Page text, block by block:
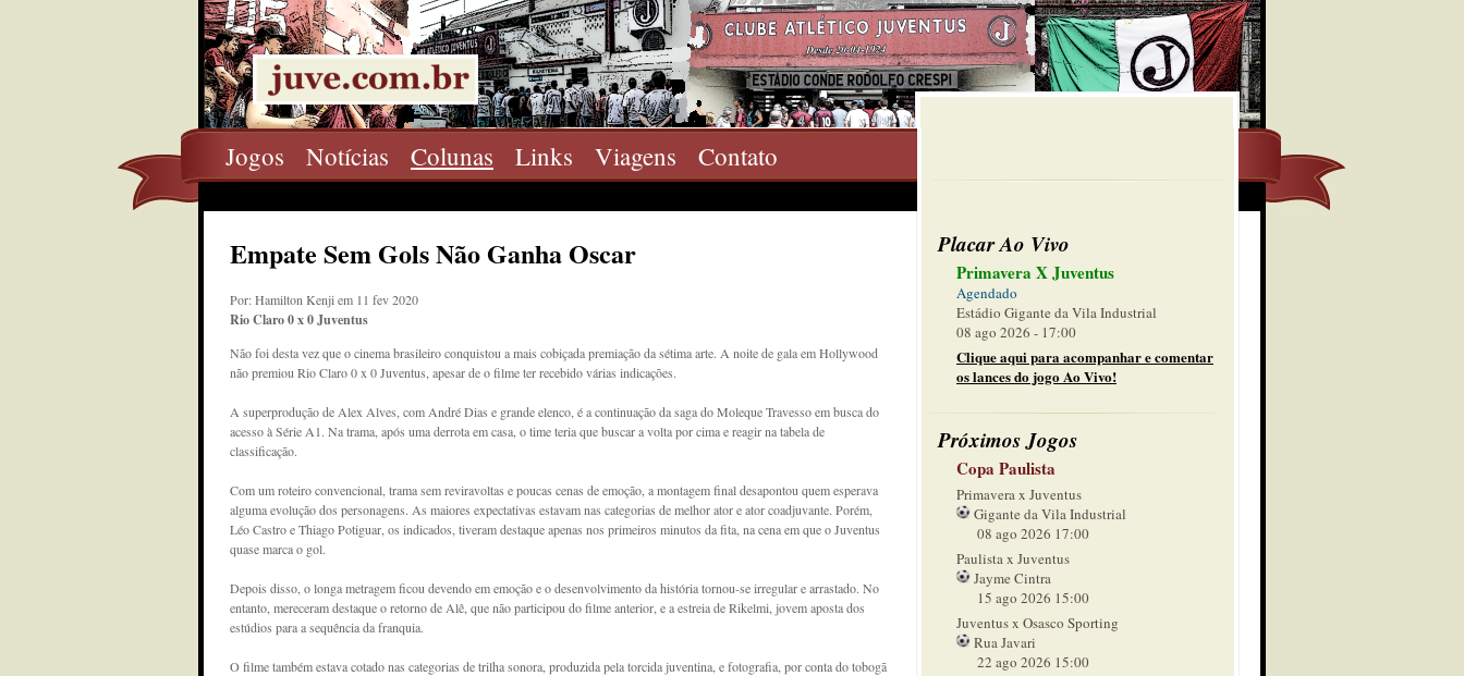
Jogos Notícias Colunas Links Viagens Contato
Placar Ao Vivo
Primavera X Juventus
Agendado
Estádio Gigante da Vila Industrial
08 ago 2026 - 17:00
Clique aqui para acompanhar e comentar
os lances do jogo Ao Vivo!
Próximos Jogos
Copa Paulista
Primavera x Juventus
Gigante da Vila Industrial
08 ago 2026 17:00
Paulista x Juventus
Jayme Cintra
15 ago 2026 15:00
Juventus x Osasco Sporting
Rua Javari
22 ago 2026 15:00
Empate Sem Gols Não Ganha Oscar
Por: Hamilton Kenji em 11 fev 2020
Rio Claro 0 x 0 Juventus
Não foi desta vez que o cinema brasileiro conquistou a mais cobiçada premiação da sétima arte. A noite de gala em Hollywood
não premiou Rio Claro 0 x 0 Juventus, apesar de o filme ter recebido várias indicações.
A superprodução de Alex Alves, com André Dias e grande elenco, é a continuação da saga do Moleque Travesso em busca do
acesso à Série A1. Na trama, após uma derrota em casa, o time teria que buscar a volta por cima e reagir na tabela de
classificação.
Com um roteiro convencional, trama sem reviravoltas e poucas cenas de emoção, a montagem final desapontou quem esperava
alguma evolução dos personagens. As maiores expectativas estavam nas categorias de melhor ator e ator coadjuvante. Porém,
Léo Castro e Thiago Potiguar, os indicados, tiveram destaque apenas nos primeiros minutos da fita, na cena em que o Juventus
quase marca o gol.
Depois disso, o longa metragem ficou devendo em emoção e o desenvolvimento da história tornou-se irregular e arrastado. No
entanto, mereceram destaque o retorno de Alê, que não participou do filme anterior, e a estreia de Rikelmi, jovem aposta dos
estúdios para a sequência da franquia.
O filme também estava cotado nas categorias de trilha sonora, produzida pela torcida juventina, e fotografia, por conta do tobogã